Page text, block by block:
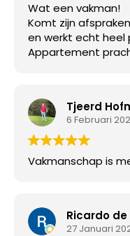
Wat een vakman!
Komt zijn
en werkt echt heel
Appartement
Tjeerd
6 Februari
Vakmanschap is
Ricardo de
27 Januari